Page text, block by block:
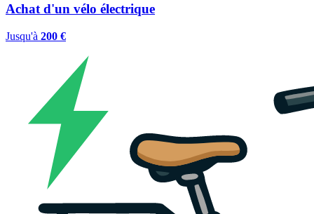
Achat d'un vélo électrique
Jusqu'à 200 €